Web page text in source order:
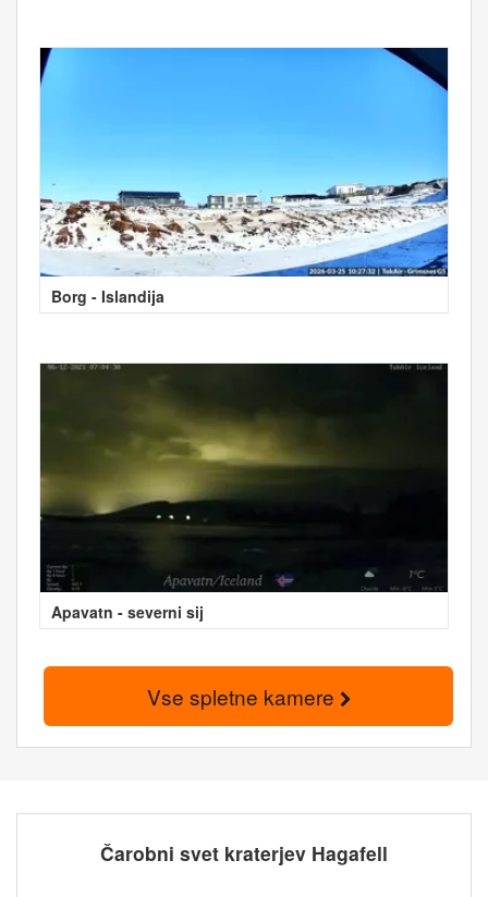
Borg - Islandija
Apavatn - severni sij
Vse spletne kamere
Čarobni svet kraterjev Hagafell